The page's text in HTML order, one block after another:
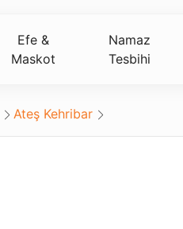
Efe &
Maskot
Namaz
Tesbihi
Ateş Kehribar